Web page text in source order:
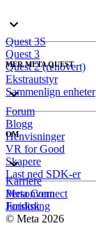
Quest 3S
Quest 3
Quest 2 (renovert)
Ekstrautstyr
Sammenlign enheter
MER META QUEST
Forum
Blogg
Henvisninger
VR for Good
Skapere
Last ned SDK-er
OM
Karriere
Meta Connect
Forskning
Personvern
Juridisk
© Meta 2026